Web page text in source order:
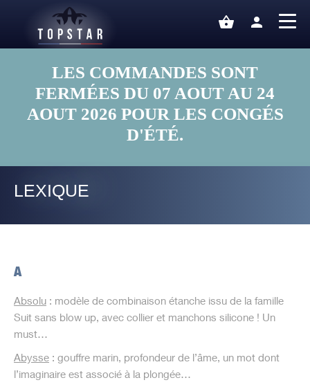
shopping_basket person
LES COMMANDES SONT
FERMÉES DU 07 AOUT AU 24
AOUT 2026 POUR LES CONGÉS
D'ÉTÉ.
LEXIQUE
A
Absolu : modèle de combinaison étanche issu de la famille
Suit sans blow up, avec collier et manchons silicone ! Un
must…
Abysse : gouffre marin, profondeur de l’âme, un mot dont
l’imaginaire est associé à la plongée…